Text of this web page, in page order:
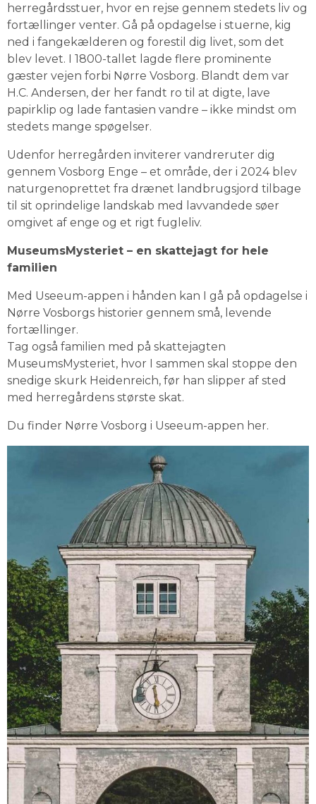
herregårdsstuer, hvor en rejse gennem stedets liv og
fortællinger venter. Gå på opdagelse i stuerne, kig
ned i fangekælderen og forestil dig livet, som det
blev levet. I 1800-tallet lagde flere prominente
gæster vejen forbi Nørre Vosborg. Blandt dem var
H.C. Andersen, der her fandt ro til at digte, lave
papirklip og lade fantasien vandre – ikke mindst om
stedets mange spøgelser.
Udenfor herregården inviterer vandreruter dig
gennem Vosborg Enge – et område, der i 2024 blev
naturgenoprettet fra drænet landbrugsjord tilbage
til sit oprindelige landskab med lavvandede søer
omgivet af enge og et rigt fugleliv.
MuseumsMysteriet – en skattejagt for hele
familien
Med Useeum-appen i hånden kan I gå på opdagelse i
Nørre Vosborgs historier gennem små, levende
fortællinger.
Tag også familien med på skattejagten
MuseumsMysteriet, hvor I sammen skal stoppe den
snedige skurk Heidenreich, før han slipper af sted
med herregårdens største skat.
Du finder Nørre Vosborg i Useeum-appen her.